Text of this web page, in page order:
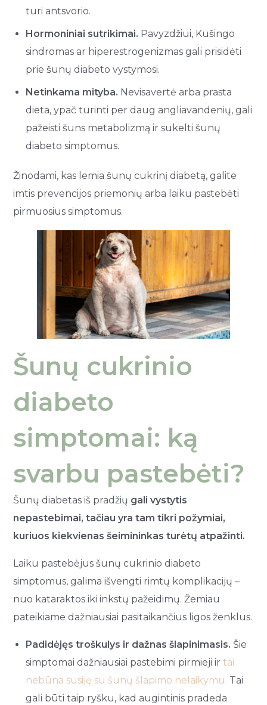
turi antsvorio.
Hormoniniai sutrikimai. Pavyzdžiui, Kušingo
sindromas ar hiperestrogenizmas gali prisidėti
prie šunų diabeto vystymosi.
Netinkama mityba. Nevisavertė arba prasta
dieta, ypač turinti per daug angliavandenių, gali
pažeisti šuns metabolizmą ir sukelti šunų
diabeto simptomus.
Žinodami, kas lemia šunų cukrinį diabetą, galite
imtis prevencijos priemonių arba laiku pastebėti
pirmuosius simptomus.
Šunų cukrinio
diabeto
simptomai: ką
svarbu pastebėti?
Šunų diabetas iš pradžių gali vystytis
nepastebimai, tačiau yra tam tikri požymiai,
kuriuos kiekvienas šeimininkas turėtų atpažinti.
Laiku pastebėjus šunų cukrinio diabeto
simptomus, galima išvengti rimtų komplikacijų –
nuo kataraktos iki inkstų pažeidimų. Žemiau
pateikiame dažniausiai pasitaikančius ligos ženklus.
Padidėjęs troškulys ir dažnas šlapinimasis. Šie
simptomai dažniausiai pastebimi pirmieji irtai
nebūna susiję su šunų šlapimo nelaikymu. Tai
gali būti taip ryšku, kad augintinis pradeda